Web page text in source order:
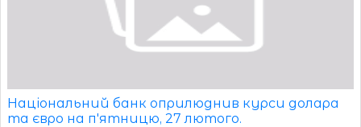
Національний банк оприлюднив курси долара
та євро на п'ятницю, 27 лютого.